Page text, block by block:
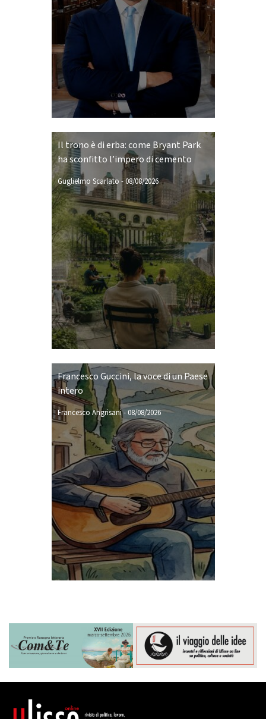
Il trono è di erba: come Bryant Park
ha sconfitto l’impero di cemento
Guglielmo Scarlato -08/08/2026
Francesco Guccini, la voce di un Paese
intero
Francesco Angrisani-08/08/2026